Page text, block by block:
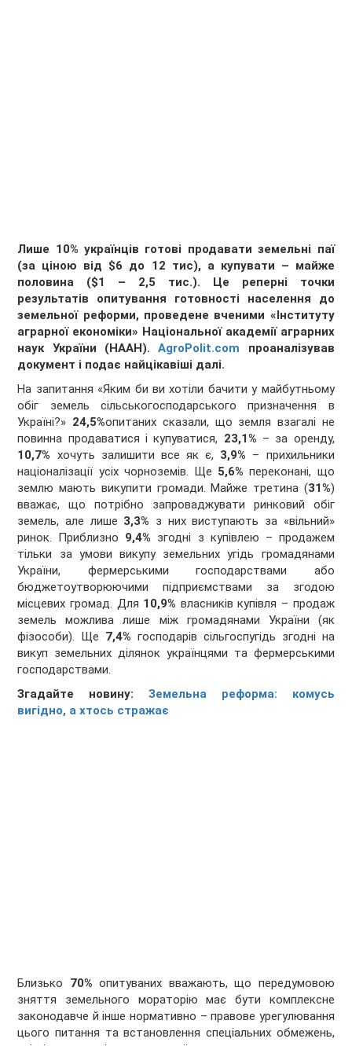
Лише 10% українців готові продавати земельні паї
(за ціною від $6 до 12 тис), а купувати – майже
половина ($1 – 2,5 тис.). Це реперні точки
результатів опитування готовності населення до
земельної реформи, проведене вченими «Інституту
аграрної економіки» Національної академії аграрних
наук України (НААН).AgroPolit.com
проаналізував
документ і подає найцікавіші далі.
На запитання «Яким би ви хотіли бачити у майбутньому
обіг земель сільськогосподарського призначення в
Україні?» 24,5%опитаних сказали, що земля взагалі не
повинна продаватися і купуватися, 23,1% – за оренду,
10,7% хочуть залишити все як є, 3,9% – прихильники
націоналізації усіх чорноземів. Ще 5,6% переконані, що
землю мають викупити громади. Майже третина (31%)
вважає, що потрібно запроваджувати ринковий обіг
земель, але лише 3,3% з них виступають за «вільний»
ринок. Приблизно 9,4% згодні з купівлею – продажем
тільки за умови викупу земельних угідь громадянами
України, фермерськими господарствами або
бюджетоутворюючими підприємствами за згодою
місцевих громад. Для 10,9% власників купівля – продаж
земель можлива лише між громадянами України (як
фізособи). Ще 7,4% господарів сільгоспугідь згодні на
викуп земельних ділянок українцями та фермерськими
господарствами.
Згадайте новину: Земельна реформа: комусь
вигідно, а хтось стражає
Близько 70% опитуваних вважають, що передумовою
зняття земельного мораторію має бути комплексне
законодавче й інше нормативно – правове урегулювання
цього питання та встановлення спеціальних обмежень,